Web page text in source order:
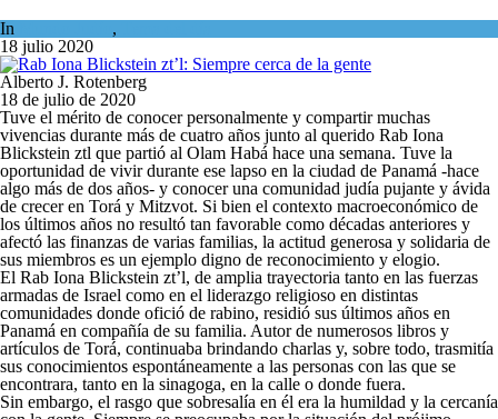
In ,
18 julio 2020
Alberto J. Rotenberg
18 de julio de 2020
Tuve el mérito de conocer personalmente y compartir muchas
vivencias durante más de cuatro años junto al querido Rab Iona
Blickstein ztl que partió al Olam Habá hace una semana. Tuve la
oportunidad de vivir durante ese lapso en la ciudad de Panamá -hace
algo más de dos años- y conocer una comunidad judía pujante y ávida
de crecer en Torá y Mitzvot. Si bien el contexto macroeconómico de
los últimos años no resultó tan favorable como décadas anteriores y
afectó las finanzas de varias familias, la actitud generosa y solidaria de
sus miembros es un ejemplo digno de reconocimiento y elogio.
El Rab Iona Blickstein zt’l, de amplia trayectoria tanto en las fuerzas
armadas de Israel como en el liderazgo religioso en distintas
comunidades donde ofició de rabino, residió sus últimos años en
Panamá en compañía de su familia. Autor de numerosos libros y
artículos de Torá, continuaba brindando charlas y, sobre todo, trasmitía
sus conocimientos espontáneamente a las personas con las que se
encontrara, tanto en la sinagoga, en la calle o donde fuera.
Sin embargo, el rasgo que sobresalía en él era la humildad y la cercanía